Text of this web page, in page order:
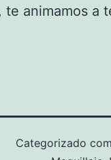
animamos a
Categorizado